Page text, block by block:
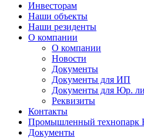
Инвесторам
Наши объекты
Наши резиденты
О компании
О компании
Новости
Документы
Документы для ИП
Документы для Юр.
Реквизиты
Контакты
Промышленный
Документы